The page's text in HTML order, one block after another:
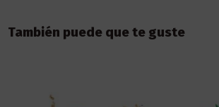
También puede que te guste